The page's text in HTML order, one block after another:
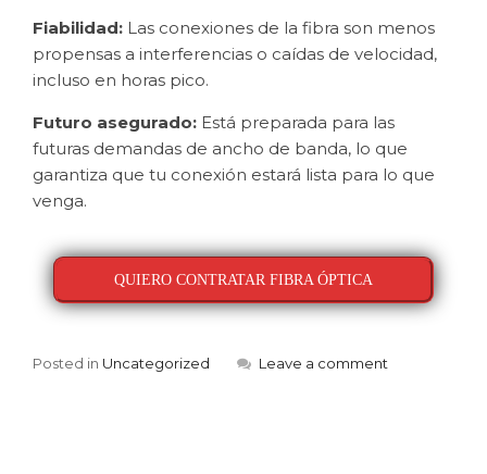
Fiabilidad: Las conexiones de la fibra son menos
propensas a interferencias o caídas de velocidad,
incluso en horas pico.
Futuro asegurado: Está preparada para las
futuras demandas de ancho de banda, lo que
garantiza que tu conexión estará lista para lo que
venga.
QUIERO CONTRATAR FIBRA ÓPTICA
Posted in Uncategorized Leave a comment